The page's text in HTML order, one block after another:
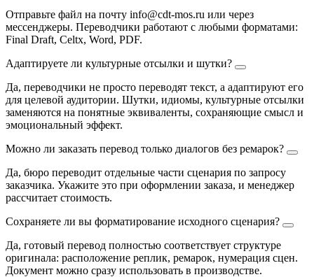
Отправьте файл на почту info@cdt-mos.ru или через
мессенджеры. Переводчики работают с любыми форматами:
Final Draft, Celtx, Word, PDF.
Адаптируете ли культурные отсылки и шутки?
Да, переводчики не просто переводят текст, а адаптируют его
для целевой аудитории. Шутки, идиомы, культурные отсылки
заменяются на понятные эквиваленты, сохраняющие смысл и
эмоциональный эффект.
Можно ли заказать перевод только диалогов без ремарок?
Да, бюро переводит отдельные части сценария по запросу
заказчика. Укажите это при оформлении заказа, и менеджер
рассчитает стоимость.
Сохраняете ли вы форматирование исходного сценария?
Да, готовый перевод полностью соответствует структуре
оригинала: расположение реплик, ремарок, нумерация сцен.
Документ можно сразу использовать в производстве.